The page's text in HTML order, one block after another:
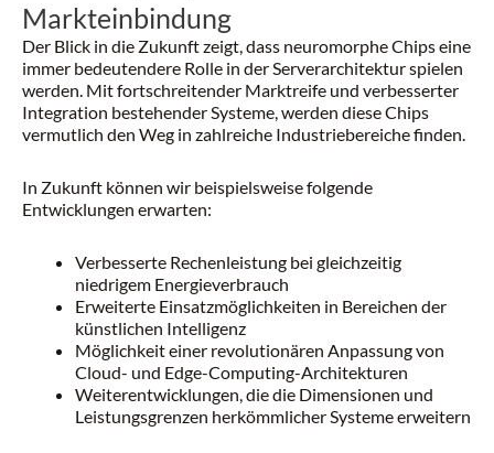
Markteinbindung
Der Blick in die Zukunft zeigt, dass neuromorphe Chips eine
immer bedeutendere Rolle in der Serverarchitektur spielen
werden. Mit fortschreitender Marktreife und verbesserter
Integration bestehender Systeme, werden diese Chips
vermutlich den Weg in zahlreiche Industriebereiche finden.
In Zukunft können wir beispielsweise folgende
Entwicklungen erwarten:
Verbesserte Rechenleistung bei gleichzeitig
niedrigem Energieverbrauch
Erweiterte Einsatzmöglichkeiten in Bereichen der
künstlichen Intelligenz
Möglichkeit einer revolutionären Anpassung von
Cloud- und Edge-Computing-Architekturen
Weiterentwicklungen, die die Dimensionen und
Leistungsgrenzen herkömmlicher Systeme erweitern